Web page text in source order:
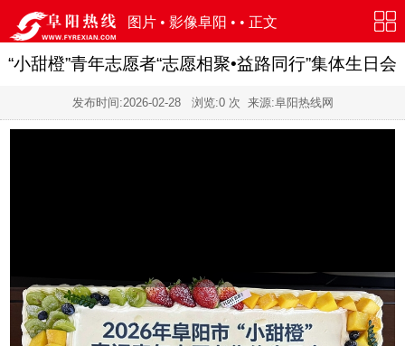
图片 • 影像阜阳 • • 正文
“小甜橙”青年志愿者“志愿相聚•益路同行”集体生日会
发布时间:2026-02-28浏览:0次 来源:阜阳热线网